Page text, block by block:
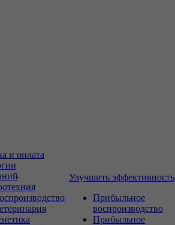
и оплата
Улучшить эффективность
Прибыльное
воспроизводство
Прибыльное